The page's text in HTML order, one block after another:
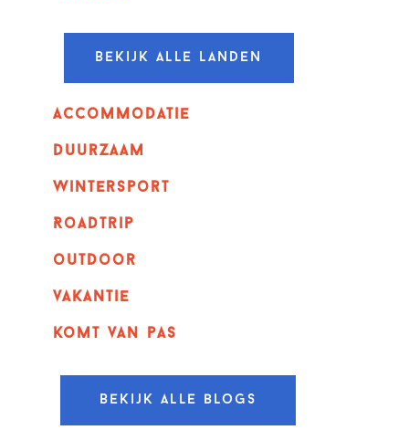
Bekijk alle landen
Accommodatie
Duurzaam
wintersport
Roadtrip
outdoor
vakantie
komt van pas
Bekijk alle blogs